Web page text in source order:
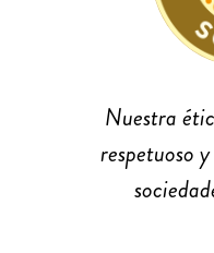
Nuestra
respetuoso